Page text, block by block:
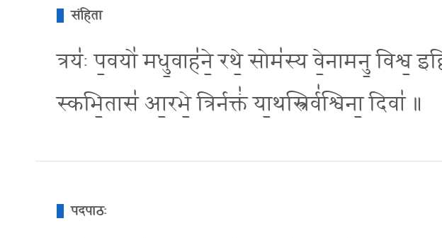
संहिता
त्रयः॑ प॒वयो॑ मधु॒वाह॑ने॒ रथे॒ सोम॑स्य वे॒नामनु॒ विश्व॒
स्कभि॒तास॑ आ॒रभे॒ त्रिर्नक्तं॑ या॒थस्त्रिर्व॑श्विना॒ दिवा॑ ॥
पदपाठः